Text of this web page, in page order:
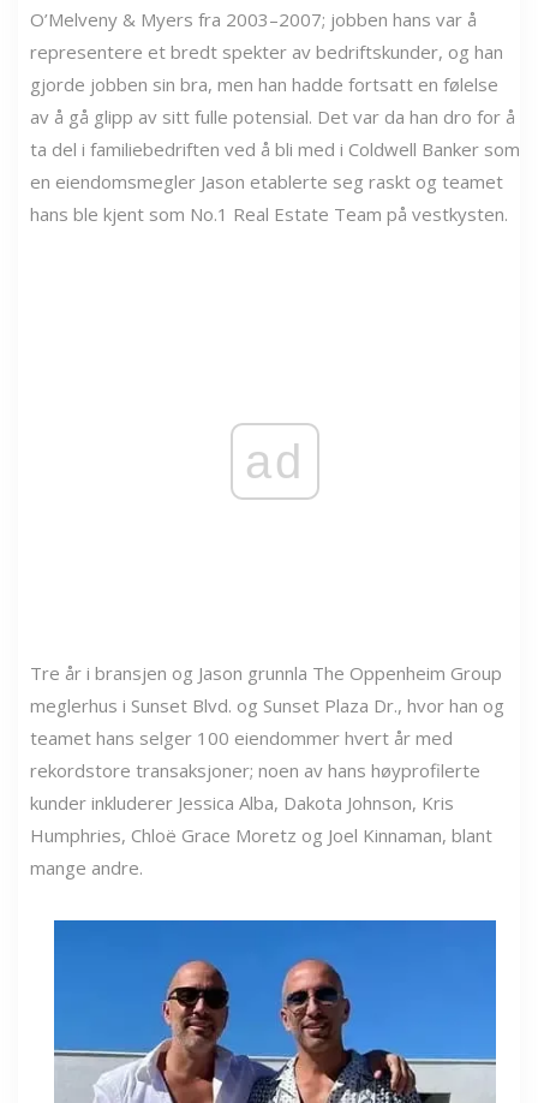
O’Melveny & Myers fra 2003–2007; jobben hans var å
representere et bredt spekter av bedriftskunder, og han
gjorde jobben sin bra, men han hadde fortsatt en følelse
av å gå glipp av sitt fulle potensial. Det var da han dro for å
ta del i familiebedriften ved å bli med i Coldwell Banker som
en eiendomsmegler Jason etablerte seg raskt og teamet
hans ble kjent som No.1 Real Estate Team på vestkysten.
ad
Tre år i bransjen og Jason grunnla The Oppenheim Group
meglerhus i Sunset Blvd. og Sunset Plaza Dr., hvor han og
teamet hans selger 100 eiendommer hvert år med
rekordstore transaksjoner; noen av hans høyprofilerte
kunder inkluderer Jessica Alba, Dakota Johnson, Kris
Humphries, Chloë Grace Moretz og Joel Kinnaman, blant
mange andre.